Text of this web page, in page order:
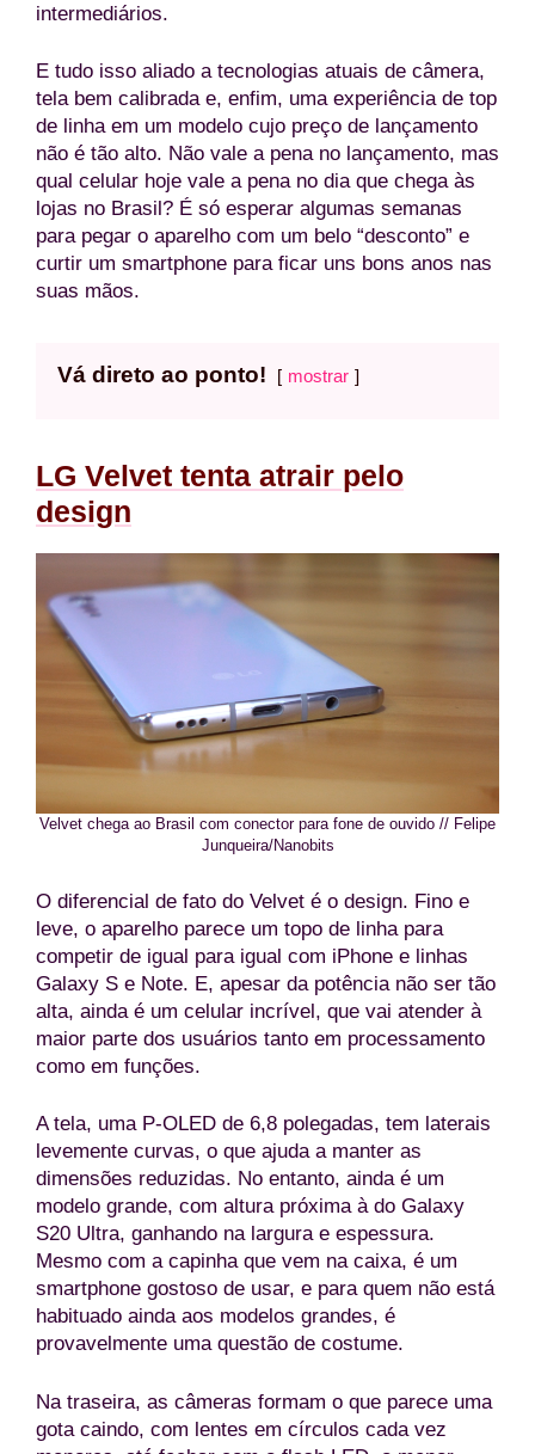
intermediários.
E tudo isso aliado a tecnologias atuais de câmera,
tela bem calibrada e, enfim, uma experiência de top
de linha em um modelo cujo preço de lançamento
não é tão alto. Não vale a pena no lançamento, mas
qual celular hoje vale a pena no dia que chega às
lojas no Brasil? É só esperar algumas semanas
para pegar o aparelho com um belo “desconto” e
curtir um smartphone para ficar uns bons anos nas
suas mãos.
Vá direto ao ponto! mostrar
LG Velvet tenta atrair pelo
design
Velvet chega ao Brasil com conector para fone de ouvido // Felipe
Junqueira/Nanobits
O diferencial de fato do Velvet é o design. Fino e
leve, o aparelho parece um topo de linha para
competir de igual para igual com iPhone e linhas
Galaxy S e Note. E, apesar da potência não ser tão
alta, ainda é um celular incrível, que vai atender à
maior parte dos usuários tanto em processamento
como em funções.
A tela, uma P-OLED de 6,8 polegadas, tem laterais
levemente curvas, o que ajuda a manter as
dimensões reduzidas. No entanto, ainda é um
modelo grande, com altura próxima à do Galaxy
S20 Ultra, ganhando na largura e espessura.
Mesmo com a capinha que vem na caixa, é um
smartphone gostoso de usar, e para quem não está
habituado ainda aos modelos grandes, é
provavelmente uma questão de costume.
Na traseira, as câmeras formam o que parece uma
gota caindo, com lentes em círculos cada vez